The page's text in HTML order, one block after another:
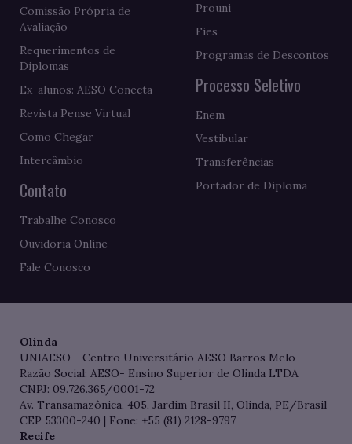
Comissão Própria de
Avaliação
Requerimentos de
Diplomas
Ex-alunos: AESO Conecta
Revista Pense Virtual
Como Chegar
Intercâmbio
Contato
Trabalhe Conosco
Ouvidoria Online
Fale Conosco
Prouni
Fies
Programas de Descontos
Processo Seletivo
Enem
Vestibular
Transferências
Portador de Diploma
Olinda
UNIAESO - Centro Universitário AESO Barros Melo
Razão Social: AESO- Ensino Superior de Olinda LTDA
CNPJ: 09.726.365/0001-72
Av. Transamazônica, 405, Jardim Brasil II, Olinda, PE/Brasil
CEP 53300-240 | Fone: +55 (81) 2128-9797
Recife